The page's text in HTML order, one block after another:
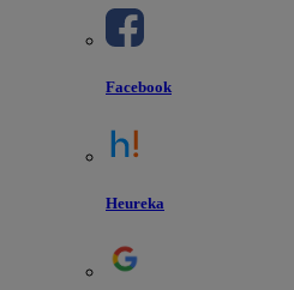
Facebook
Heureka